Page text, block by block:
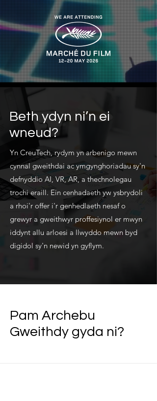
Beth ydyn ni’n ei
wneud?
Yn CreuTech, rydym yn arbenigo mewn
cynnal gweithdai ac ymgynghoriadau sy'n
defnyddio AI, VR, AR, a thechnolegau
trochi eraill. Ein cenhadaeth yw ysbrydoli
a rhoi'r offer i'r genhedlaeth nesaf o
grewyr a gweithwyr proffesiynol er mwyn
iddynt allu arloesi a llwyddo mewn byd
digidol sy'n newid yn gyflym.
Pam Archebu
Gweithdy gyda ni?